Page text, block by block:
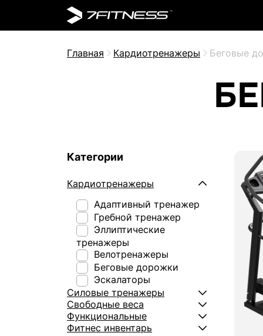
Главная Кардиотренажеры Беговые
Категории
Кардиотренажеры
Адаптивный тренажер
Гребной тренажер
Эллиптические
тренажеры
Велотренажеры
Беговые дорожки
Эскалаторы
Силовые тренажеры
Свободные веса
Функциональные
Фитнес инвентарь